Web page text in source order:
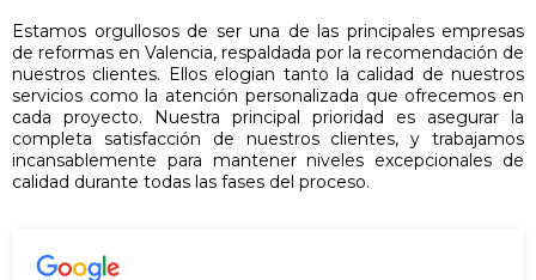
Estamos orgullosos de ser una de las principales empresas
de reformas en Valencia, respaldada por la recomendación de
nuestros clientes. Ellos elogian tanto la calidad de nuestros
servicios como la atención personalizada que ofrecemos en
cada proyecto. Nuestra principal prioridad es asegurar la
completa satisfacción de nuestros clientes, y trabajamos
incansablemente para mantener niveles excepcionales de
calidad durante todas las fases del proceso.